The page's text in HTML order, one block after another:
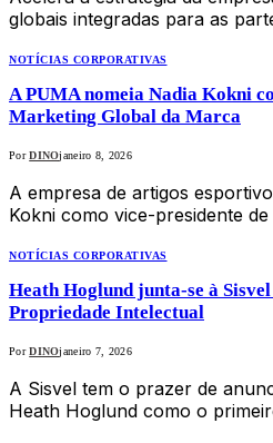
globais integradas para as
NOTÍCIAS CORPORATIVAS
A PUMA nomeia Nadia Kokni
Marketing Global da Marca
Por DINOjaneiro 8, 2026
A empresa de artigos
Kokni como vice-presidente
NOTÍCIAS CORPORATIVAS
Heath Hoglund junta-se à
Propriedade Intelectual
Por DINOjaneiro 7, 2026
A Sisvel tem o prazer de
Heath Hoglund como o